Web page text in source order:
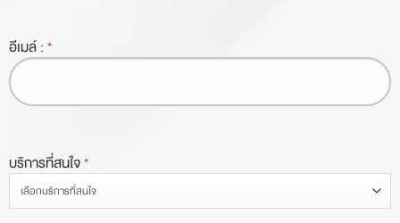
อีเมล์ :*
บริการที่สนใจ*